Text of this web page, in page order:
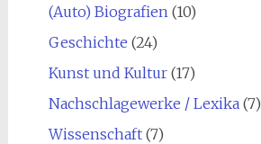
(Auto) Biografien(10)
Geschichte (24)
Kunst und Kultur(17)
Nachschlagewerke / Lexika(7)
Wissenschaft(7)